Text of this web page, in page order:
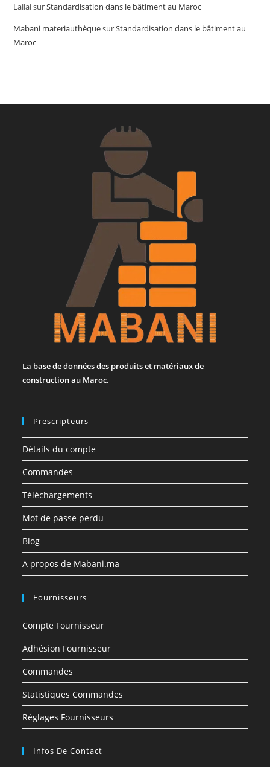
LailaisurStandardisation dans le bâtiment au Maroc
Mabani materiauthèquesurStandardisation dans le bâtiment au
Maroc
La base de données des produits et matériaux de
construction au Maroc.
Prescripteurs
Détails du compte
Commandes
Téléchargements
Mot de passe perdu
Blog
A propos de Mabani.ma
Fournisseurs
Compte Fournisseur
Adhésion Fournisseur
Commandes
Statistiques Commandes
Réglages Fournisseurs
Infos De Contact